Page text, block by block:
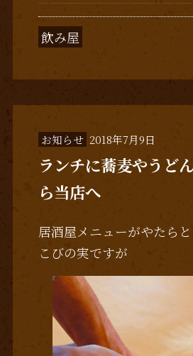
飲み屋
お知らせ 2018年7月9日
ランチに蕎麦やうど
ら当店へ
居酒屋メニューがやたら
こびの実ですが